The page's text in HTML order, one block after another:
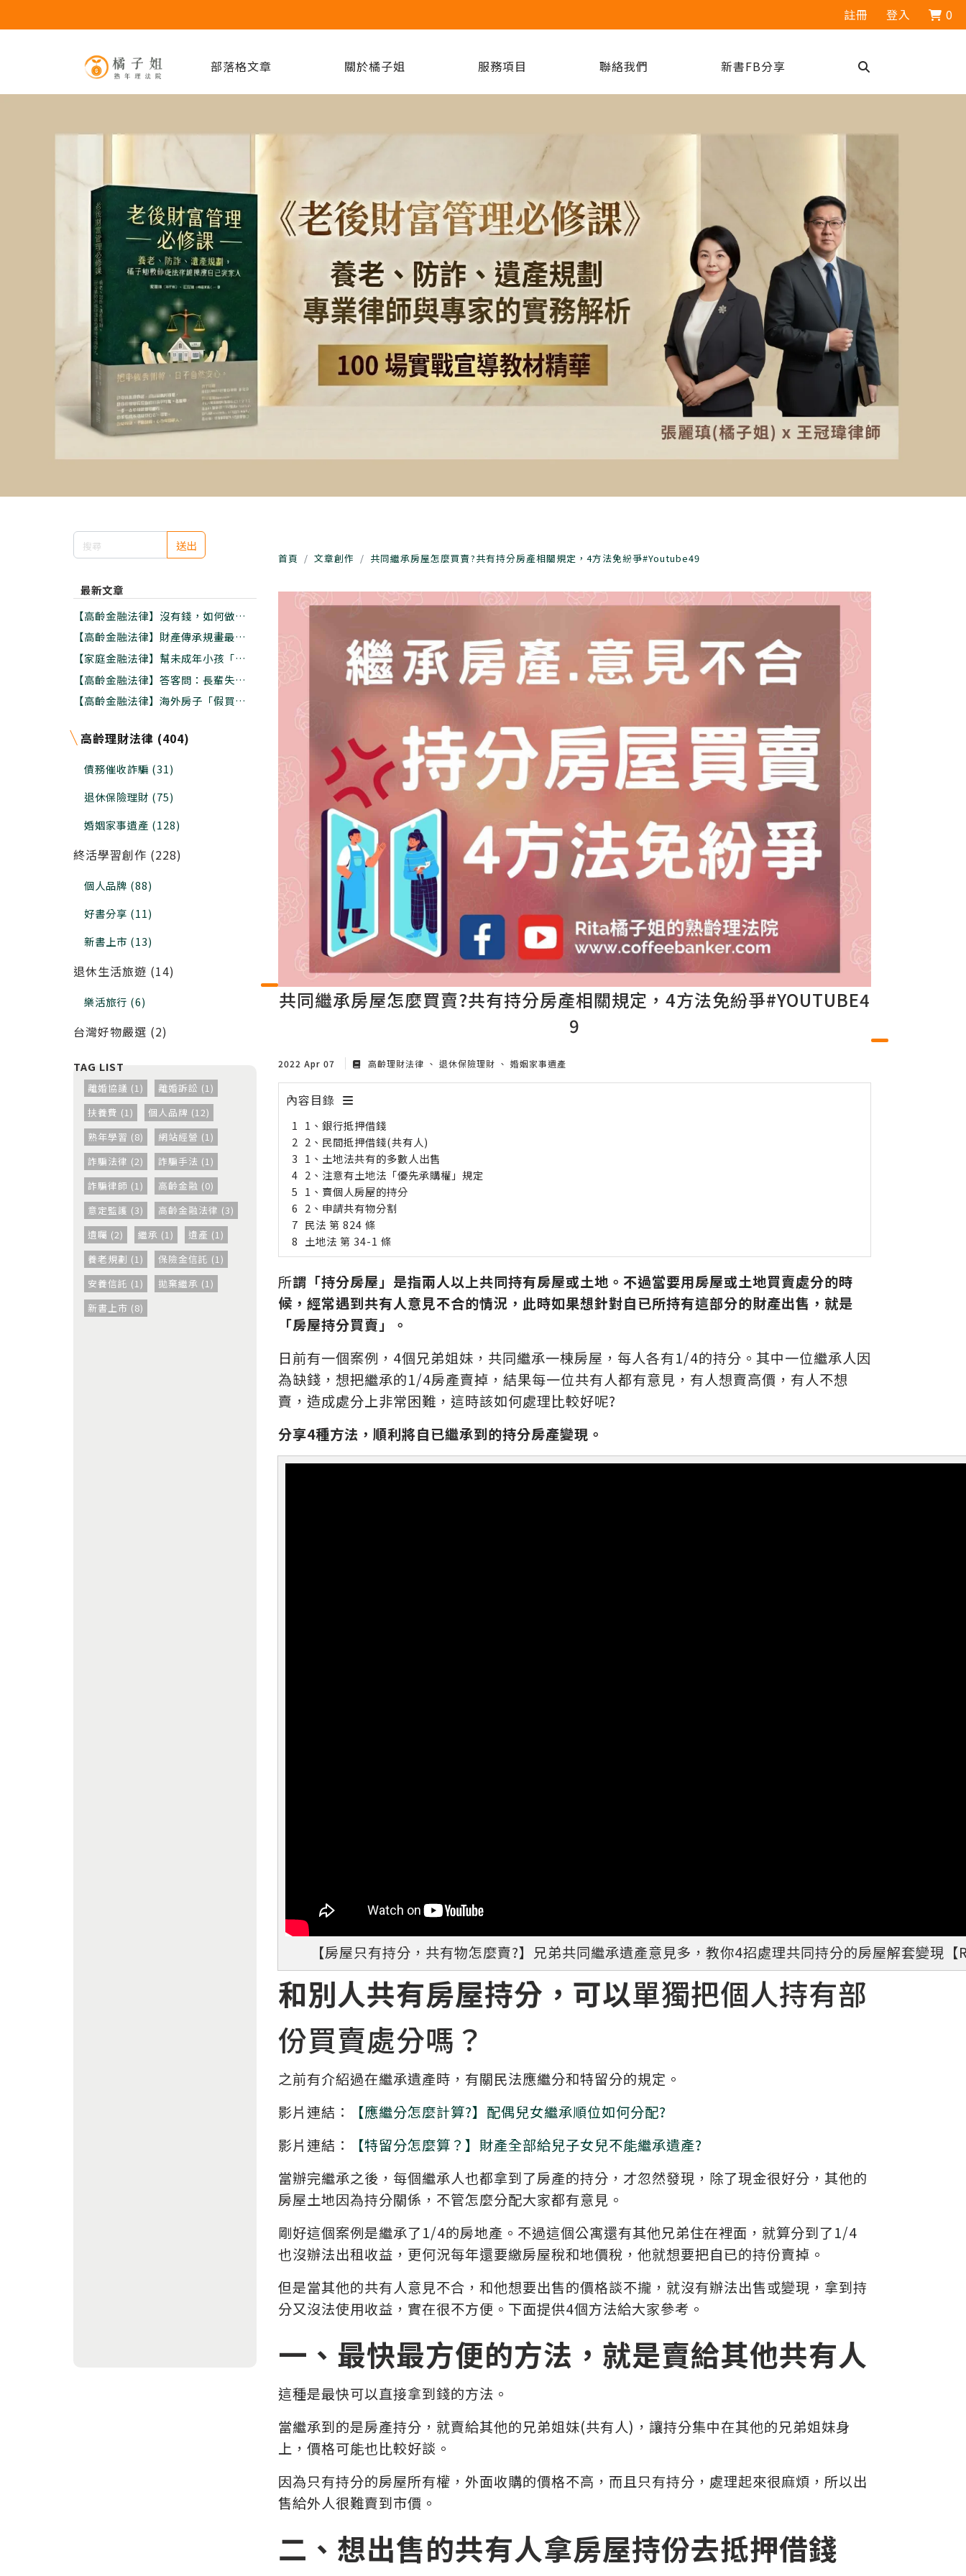
註冊 登入 0
部落格文章 關於橘子姐 服務項目 聯絡我們 新書FB分享
送出
最新文章
【高齡金融法律】沒有錢，如何做好老
後安養?資金有限的五大實用準備
【高齡金融法律】財產傳承規畫最好的
時間是十年前，其次是現在
【家庭金融法律】幫未成年小孩「拋棄
繼承」不是父母說了算，法院審查兩大
關鍵
【高齡金融法律】答客問：長輩失智
了，名下財產還能辦理信託保護嗎?程
序上怎麼做?
【高齡金融法律】海外房子「假買賣真
稅還罰款
高齡理財法律 (404)
債務催收詐騙 (31)
退休保險理財 (75)
婚姻家事遺產 (128)
終活學習創作 (228)
個人品牌 (88)
好書分享 (11)
新書上市 (13)
退休生活旅遊 (14)
樂活旅行 (6)
台灣好物嚴選 (2)
離婚協議 (1)
離婚訴訟 (1)
扶養費 (1)
個人品牌 (12)
熟年學習 (8)
網站經營 (1)
詐騙法律 (2)
詐騙手法 (1)
詐騙律師 (1)
高齡金融 (0)
意定監護 (3)
高齡金融法律 (3)
遺囑 (2)
繼承 (1)
遺產 (1)
養老規劃 (1)
保險金信託 (1)
安養信託 (1)
拋棄繼承 (1)
新書上市 (8)
首頁 文章創作 共同繼承房屋怎麼買賣?共有持分房產相關規定，4方法免紛爭#Youtube49
共同繼承房屋怎麼買賣?共有持分房產相關規定，4方法免紛爭#YOUTUBE4
9
2022 Apr 07 高齡理財法律 退休保險理財 婚姻家事遺產
內容目錄
1、銀行抵押借錢
2、民間抵押借錢(共有人)
1、土地法共有的多數人出售
2、注意有土地法「優先承購權」規定
1、賣個人房屋的持分
2、申請共有物分割
民法 第 824 條
土地法 第 34-1 條
所謂「持分房屋」是指兩人以上共同持有房屋或土地。不過當要用房屋或土地買賣處分的時
候，經常遇到共有人意見不合的情況，此時如果想針對自已所持有這部分的財產出售，就是
「房屋持分買賣」。
日前有一個案例，4個兄弟姐妹，共同繼承一棟房屋，每人各有1/4的持分。其中一位繼承人因
為缺錢，想把繼承的1/4房產賣掉，結果每一位共有人都有意見，有人想賣高價，有人不想
賣，造成處分上非常困難，這時該如何處理比較好呢?
分享4種方法，順利將自已繼承到的持分房產變現。
【房屋只有持分，共有物怎麼賣?】兄弟共同繼承遺產意見多，教你4招處理共同持分的房屋解套變現
和別人共有房屋持分，可以單獨把個人持有部
份買賣處分嗎？
之前有介紹過在繼承遺產時，有關民法應繼分和特留分的規定。
影片連結：
【應繼分怎麼計算?】配偶兒女繼承順位如何分配?
影片連結：
【特留分怎麼算？】財產全部給兒子女兒不能繼承遺產?
當辦完繼承之後，每個繼承人也都拿到了房產的持分，才忽然發現，除了現金很好分，其他的
房屋土地因為持分關係，不管怎麼分配大家都有意見。
剛好這個案例是繼承了1/4的房地產。不過這個公寓還有其他兄弟住在裡面，就算分到了1/4
也沒辦法出租收益，更何況每年還要繳房屋稅和地價稅，他就想要把自已的持份賣掉。
但是當其他的共有人意見不合，和他想要出售的價格談不攏，就沒有辦法出售或變現，拿到持
分又沒法使用收益，實在很不方便。下面提供4個方法給大家參考。
一、最快最方便的方法，就是賣給其他共有人
這種是最快可以直接拿到錢的方法。
當繼承到的是房產持分，就賣給其他的兄弟姐妹(共有人)，讓持分集中在其他的兄弟姐妹身
上，價格可能也比較好談。
因為只有持分的房屋所有權，外面收購的價格不高，而且只有持分，處理起來很麻煩，所以出
售給外人很難賣到市價。
二、想出售的共有人拿房屋持份去抵押借錢